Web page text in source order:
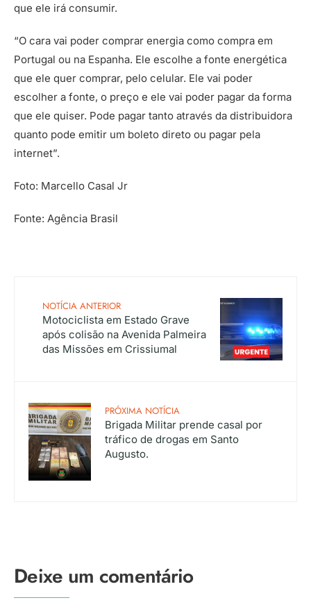
que ele irá consumir.
“O cara vai poder comprar energia como compra em
Portugal ou na Espanha. Ele escolhe a fonte energética
que ele quer comprar, pelo celular. Ele vai poder
escolher a fonte, o preço e ele vai poder pagar da forma
que ele quiser. Pode pagar tanto através da distribuidora
quanto pode emitir um boleto direto ou pagar pela
internet”.
Foto: Marcello Casal Jr
Fonte: Agência Brasil
NOTÍCIA ANTERIOR
Motociclista em Estado Grave
após colisão na Avenida Palmeira
das Missões em Crissiumal
PRÓXIMA NOTÍCIA
Brigada Militar prende casal por
tráfico de drogas em Santo
Augusto.
Deixe um comentário